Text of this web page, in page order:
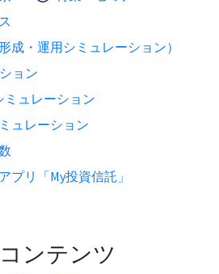
成・運用シミュレーション）
ョン
ミュレーション
ュレーション
プリ「My投資信託」
ンテンツ